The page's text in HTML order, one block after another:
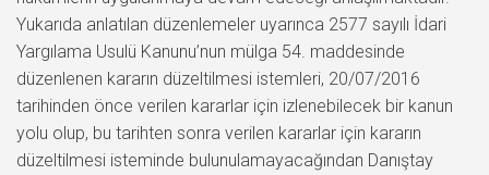
Yukarıda anlatılan düzenlemeler uyarınca 2577 sayılı İdari
Yargılama Usulü Kanunu’nun mülga 54. maddesinde
düzenlenen kararın düzeltilmesi istemleri, 20/07/2016
tarihinden önce verilen kararlar için izlenebilecek bir kanun
yolu olup, bu tarihten sonra verilen kararlar için kararın
düzeltilmesi isteminde bulunulamayacağından Danıştay